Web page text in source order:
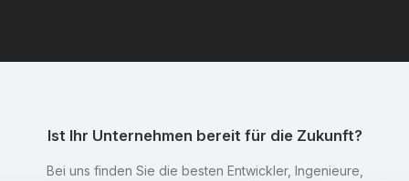
Ist Ihr Unternehmen bereit für die Zukunft?
Bei uns finden Sie die besten Entwickler, Ingenieure,